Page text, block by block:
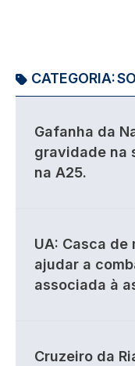
CATEGORIA:
Gafanha da
gravidade na
na A25.
UA: Casca
ajudar a
associada à
Cruzeiro da